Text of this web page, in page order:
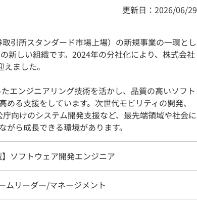
更新日：2026/06/29
引所スタンダード市場上場）の新規事業の一環とし
新しい組織です。2024年の分社化により、株式会社
ました。
エンジニアリング技術を活かし、品質の高いソフト
る支援をしています。次世代モビリティの開発、
向けのシステム開発支援など、最先端領域や社会に
ら成長できる環境があります。
】ソフトウェア開発エンジニア
ムリーダー/マネージメント